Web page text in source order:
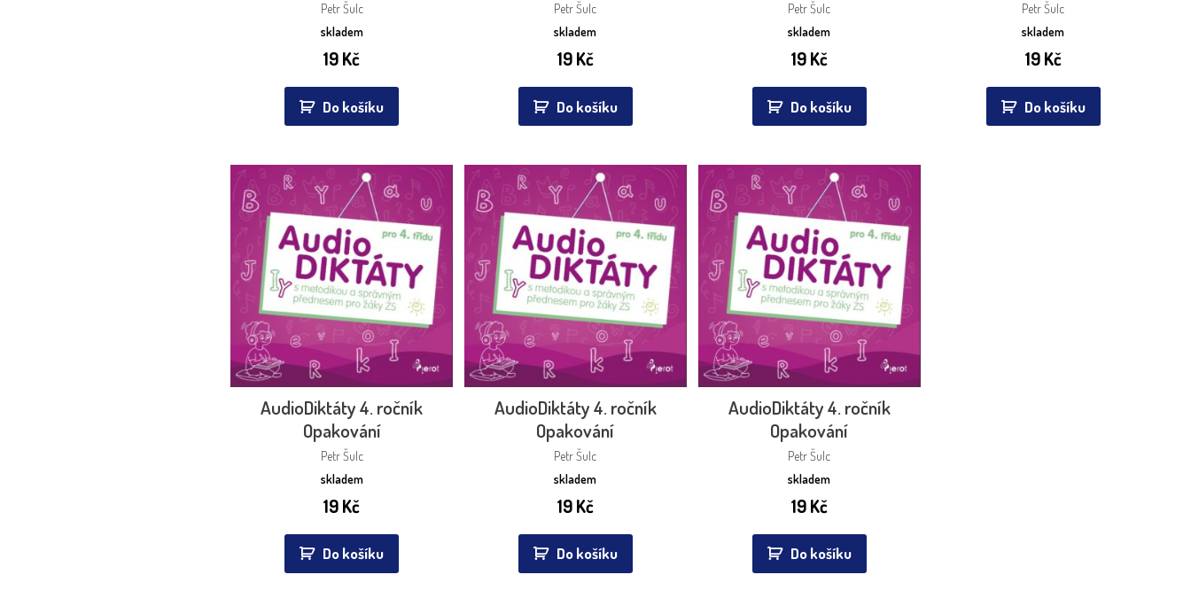
Petr Šulc
skladem
19Kč
Do košíku
Petr Šulc
skladem
19Kč
Do košíku
Petr Šulc
skladem
19Kč
Do košíku
Petr Šulc
skladem
19Kč
Do košíku
AudioDiktáty 4. ročník
Opakování
Petr Šulc
skladem
19Kč
Do košíku
AudioDiktáty 4. ročník
Opakování
Petr Šulc
skladem
19Kč
Do košíku
AudioDiktáty 4. ročník
Opakování
Petr Šulc
skladem
19Kč
Do košíku